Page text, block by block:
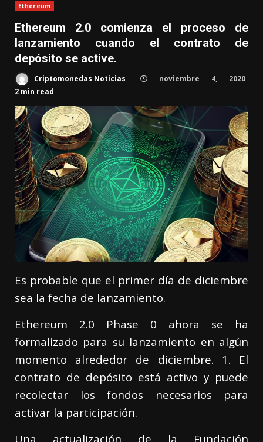
Ethereum
Ethereum 2.0 comienza el proceso de
lanzamiento cuando el contrato de
depósito se active.
Criptomonedas Noticias
noviembre 4, 2020
2 min read
Es probable que el primer día de diciembre
sea la fecha de lanzamiento.
Ethereum 2.0 Phase 0 ahora se ha
formalizado para su lanzamiento en algún
momento alrededor de diciembre. 1. El
contrato de depósito está activo y puede
recolectar los fondos necesarios para
activar la participación.
Una actualización de la Fundación